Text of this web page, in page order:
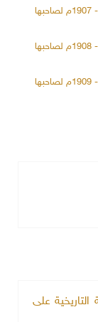
جريدة لسان الحال البيروتية - السنة 30 عام 1906- 1907م لصاحبها
جريدة لسان الحال البيروتية - السنة 31 عام 1907- 1908م لصاحبها
جريدة لسان الحال البيروتية - السنة 32 عام 1908- 1909م لصاحبها
على